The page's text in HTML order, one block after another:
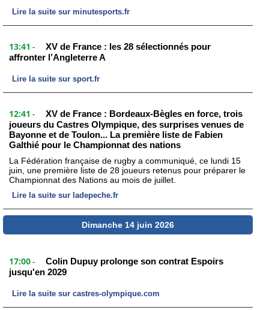
Lire la suite sur minutesports.fr
13:41 -
XV de France : les 28 sélectionnés pour
affronter l’Angleterre A
Lire la suite sur sport.fr
12:41 -
XV de France : Bordeaux-Bègles en force, trois
joueurs du Castres Olympique, des surprises venues de
Bayonne et de Toulon... La première liste de Fabien
Galthié pour le Championnat des nations
La Fédération française de rugby a communiqué, ce lundi 15
juin, une première liste de 28 joueurs retenus pour préparer le
Championnat des Nations au mois de juillet.
Lire la suite sur ladepeche.fr
Dimanche 14 juin 2026
17:00 -
Colin Dupuy prolonge son contrat Espoirs
jusqu'en 2029
Lire la suite sur castres-olympique.com